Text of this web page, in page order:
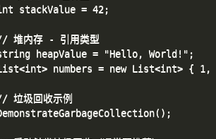
stackValue = 42;
堆内存 - 引用类型
heapValue = "Hello, World!";
numbers = new List<int> { 1,
垃圾回收示例